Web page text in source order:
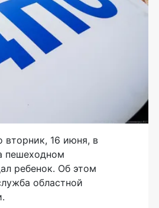
вторник, 16 июня, в
пешеходном
ребенок. Об этом
областной